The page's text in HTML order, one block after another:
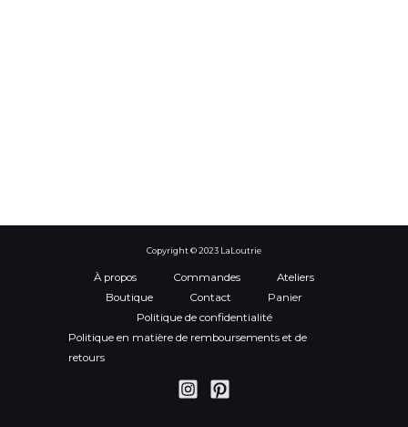
Copyright © 2023 LaLoutrie
À propos Commandes
Ateliers
Boutique
Contact
Panier
Politique de confidentialité
Politique en matière de remboursements et de
retours